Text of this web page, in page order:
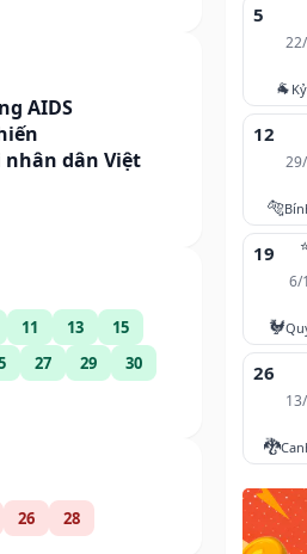
AIDS
dân Việt
11 13
15
27 29
30
26 28
5
🐐
12
🐅
19
6/
🐓
26
🐉